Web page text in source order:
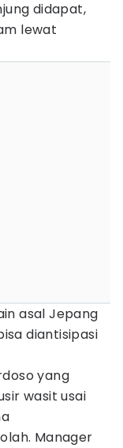
didapat,
lewat
asal Jepang
diantisipasi
yang
wasit usai
Manager